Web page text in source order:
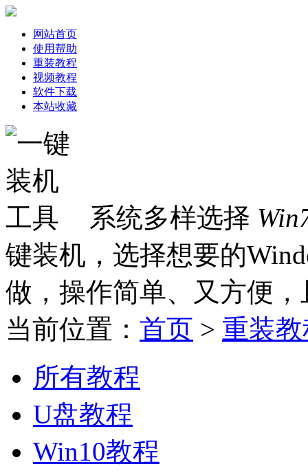
网站首页
使用帮助
重装教程
视频教程
软件下载
本站收藏
系统多样选择
键装机，选择想要的
做，操作简单、又方便
当前位置： 首页 > 重装
所有教程
U盘教程
Win10教程